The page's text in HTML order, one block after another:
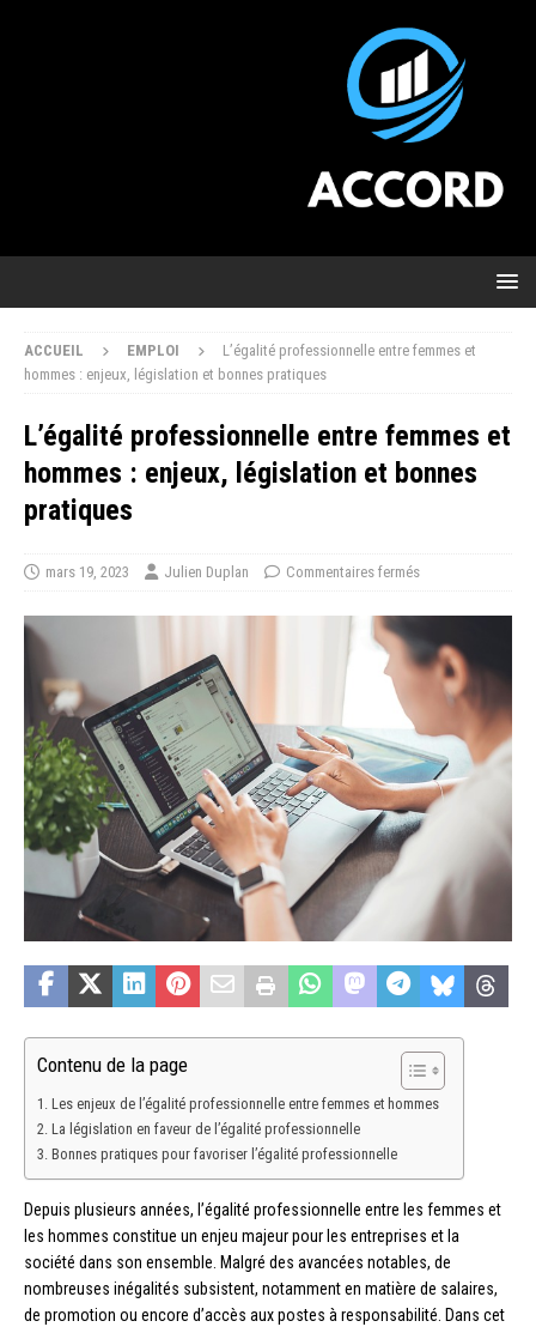
ACCUEIL EMPLOI
L’égalité professionnelle entre femmes et
hommes : enjeux, législation et bonnes pratiques
L’égalité professionnelle entre femmes et
hommes : enjeux, législation et bonnes
pratiques
mars 19, 2023 Julien Duplan Commentaires fermés
Contenu de la page
Les enjeux de l’égalité professionnelle entre femmes et hommes
La législation en faveur de l’égalité professionnelle
Bonnes pratiques pour favoriser l’égalité professionnelle
Depuis plusieurs années, l’égalité professionnelle entre les femmes et
les hommes constitue un enjeu majeur pour les entreprises et la
société dans son ensemble. Malgré des avancées notables, de
nombreuses inégalités subsistent, notamment en matière de salaires,
de promotion ou encore d’accès aux postes à responsabilité. Dans cet